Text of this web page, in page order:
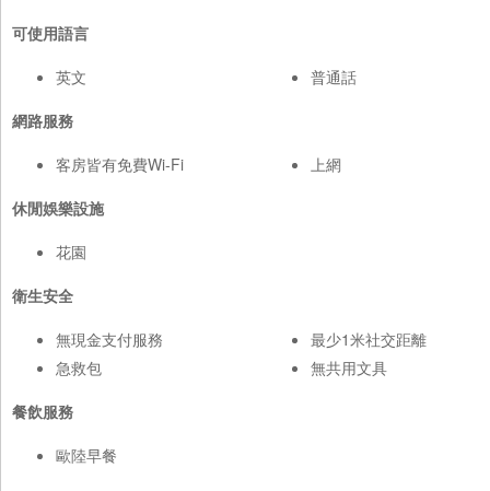
可使用語言
英文
普通話
網路服務
客房皆有免費Wi-Fi
上網
休閒娛樂設施
花園
衛生安全
無現金支付服務
急救包
最少1米社交距離
無共用文具
餐飲服務
歐陸早餐